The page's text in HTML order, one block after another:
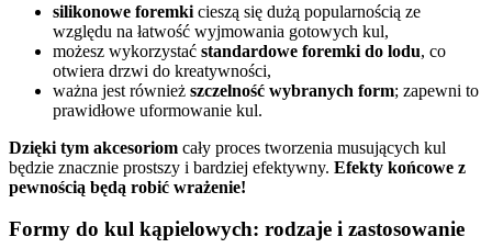
silikonowe foremki cieszą się dużą popularnością ze
względu na łatwość wyjmowania gotowych kul,
możesz wykorzystać standardowe foremki do lodu, co
otwiera drzwi do kreatywności,
ważna jest również szczelność wybranych form; zapewni to
prawidłowe uformowanie kul.
Dzięki tym akcesoriom cały proces tworzenia musujących kul
będzie znacznie prostszy i bardziej efektywny. Efekty końcowe z
pewnością będą robić wrażenie!
Formy do kul kąpielowych: rodzaje i zastosowanie